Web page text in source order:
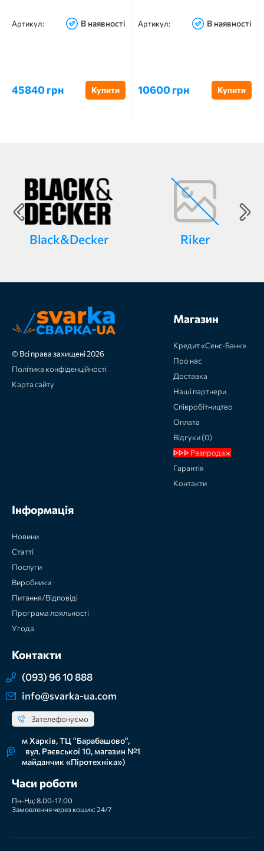
Артикул: В наявності
45840 грн Купити
Артикул: В наявності
10600 грн Купити
Black&Decker Riker
© Всі права захищені 2026
Політика конфіденційності
Карта сайту
Магазин
Кредит «Сенс-Банк»
Про нас
Доставка
Наші партнери
Співробітництво
Оплата
Відгуки (0)
ᐈᐈᐈ Разпродаж
Гарантія
Контакти
Інформація
Новини
Статті
Послуги
Виробники
Питання/Відповіді
Програма лояльності
Угода
Контакти
(093) 96 10 888
info@svarka-ua.com
Зателефонуємо
м Харків, ТЦ "Барабашово",
вул. Раєвської 10, магазин №1
майданчик «Піротехніка»)
Часи роботи
Пн-Нд: 8.00-17.00
Замовлення через кошик: 24/7